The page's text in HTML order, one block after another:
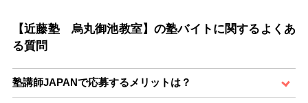
【近藤塾 烏丸御池教室】の塾バイトに関するよくあ
る質問
塾講師JAPANで応募するメリットは？